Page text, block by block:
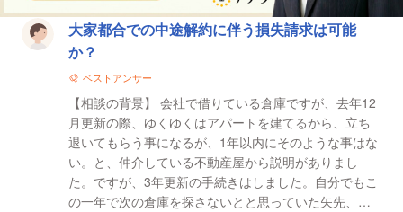
法律相談一覧大家都合での中途解約に伴う損失請求は可能
か？
ベストアンサー
【相談の背景】 会社で借りている倉庫ですが、去年12
月更新の際、ゆくゆくはアパートを建てるから、立ち
退いてもらう事になるが、1年以内にそのような事はな
い。と、仲介している不動産屋から説明がありまし
た。ですが、3年更新の手続きはしました。自分でもこ
の一年で次の倉庫を探さないとと思っていた矢先、今